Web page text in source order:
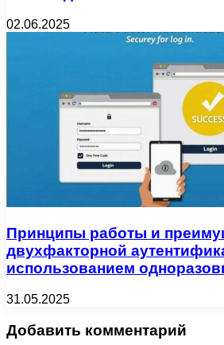
02.06.2025
Принципы работы и
двухфакторной
использованием
31.05.2025
Добавить комментарий